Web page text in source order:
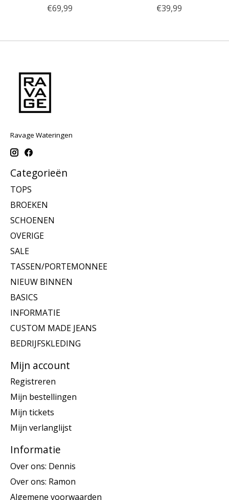
€69,99
€39,99
Ravage Wateringen
Categorieën
TOPS
BROEKEN
SCHOENEN
OVERIGE
SALE
TASSEN/PORTEMONNEE
NIEUW BINNEN
BASICS
INFORMATIE
CUSTOM MADE JEANS
BEDRIJFSKLEDING
Mijn account
Registreren
Mijn bestellingen
Mijn tickets
Mijn verlanglijst
Informatie
Over ons: Dennis
Over ons: Ramon
Algemene voorwaarden